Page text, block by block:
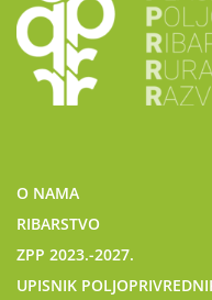
O NAMA
RIBARSTVO
ZPP 2023.-2027.
UPISNIK